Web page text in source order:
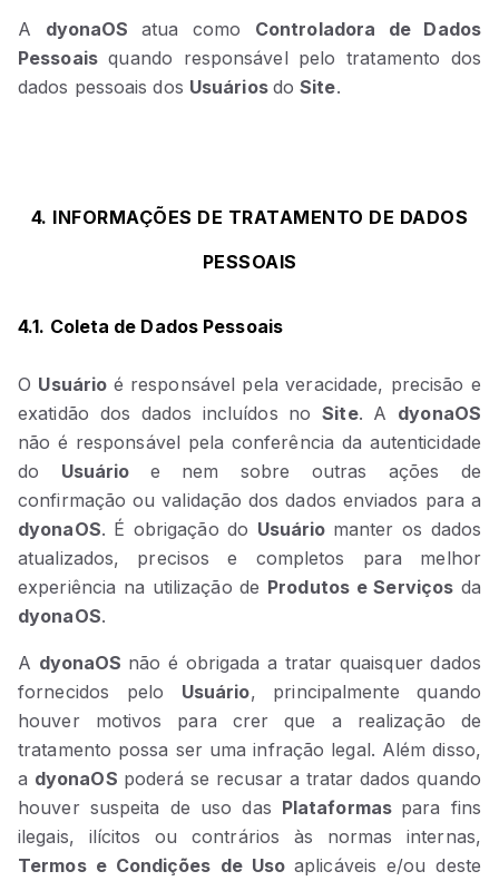
A dyonaOS atua como Controladora de Dados
Pessoaisquando responsável pelo tratamento dos
dados pessoais dos Usuários doSite.
4. INFORMAÇÕES DE TRATAMENTO DE DADOS
PESSOAIS
4.1. Coleta de Dados Pessoais
O Usuário é responsável pela veracidade, precisão e
exatidão dos dados incluídos noSite. A dyonaOS
não é responsável pela conferência da autenticidade
do Usuário e nem sobre outras ações de
confirmação ou validação dos dados enviados para a
dyonaOS. É obrigação do Usuário manter os dados
atualizados, precisos e completos para melhor
experiência na utilização de Produtos e Serviços da
dyonaOS.
A dyonaOS não é obrigada a tratar quaisquer dados
fornecidos pelo Usuário, principalmente quando
houver motivos para crer que a realização de
tratamento possa ser uma infração legal. Além disso,
a dyonaOS poderá se recusar a tratar dados quando
houver suspeita de uso das Plataformas para fins
ilegais, ilícitos ou contrários às normas internas,
Termos e Condições de Usoaplicáveis e/ou deste